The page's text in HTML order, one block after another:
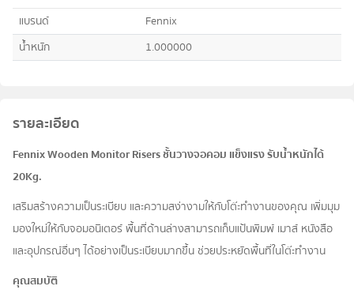
แบรนด์
Fennix
น้ำหนัก
1.000000
รายละเอียด
Fennix Wooden Monitor Risers ชั้นวางจอคอม แข็งแรง รับน้ำหนักได้
20Kg.
เสริมสร้างความเป็นระเบียบ และความสง่างามให้กับโต๊ะทำงานของคุณ เพิ่มมุม
มองใหม่ให้กับจอมอนิเตอร์ พื้นที่ด้านล่างสามารถเก็บแป้นพิมพ์ เมาส์ หนังสือ
และอุปกรณ์อื่นๆ ได้อย่างเป็นระเบียบมากขึ้น ช่วยประหยัดพื้นที่ในโต๊ะทำงาน
คุณสมบัติ